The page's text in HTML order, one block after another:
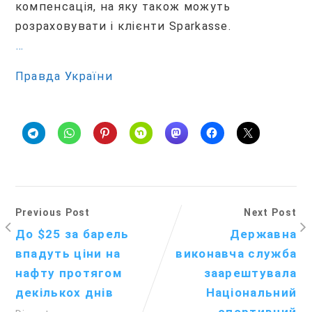
компенсація, на яку також можуть
розраховувати і клієнти Sparkasse.
…
Правда України
Previous Post
До $25 за барель
впадуть ціни на
нафту протягом
декількох днів
Next Post
Державна
виконавча служба
заарештувала
Національний